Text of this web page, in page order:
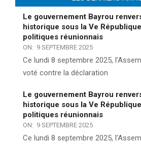
Le gouvernement Bayrou
historique sous la Ve
politiques réunionnais
ON: 9 SEPTEMBRE 2025
Ce lundi 8 septembre 2025,
voté contre la déclaration
Le gouvernement Bayrou
historique sous la Ve
politiques réunionnais
ON: 9 SEPTEMBRE 2025
Ce lundi 8 septembre 2025,